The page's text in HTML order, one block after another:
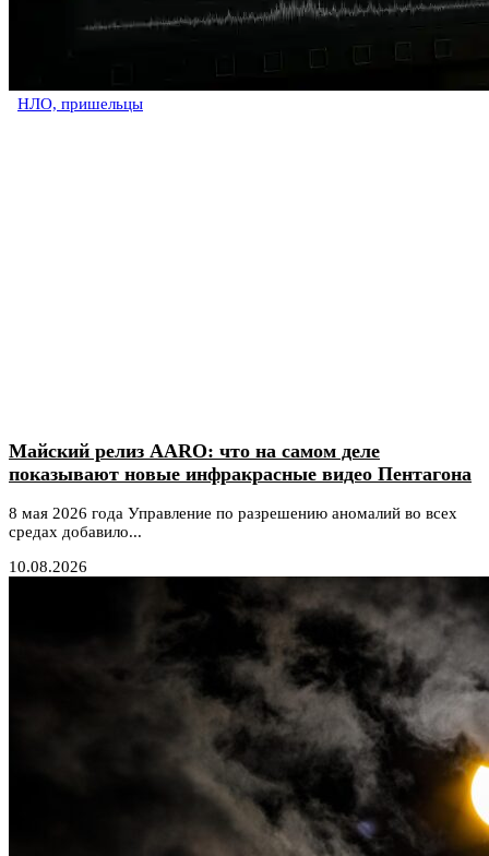
НЛО, пришельцы
Майский релиз AARO: что на самом деле
показывают новые инфракрасные видео Пентагона
8 мая 2026 года Управление по разрешению аномалий во всех
средах добавило...
10.08.2026